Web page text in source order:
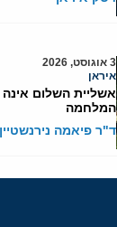
3 אוגוסט, 2026
איראן
אשליית השלום
המלחמה
ד"ר פיאמה נירנשטיין